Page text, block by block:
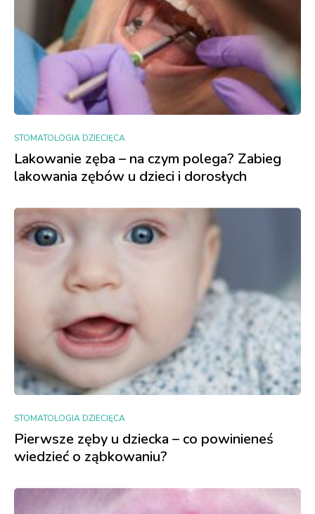
STOMATOLOGIA DZIECIĘCA
Lakowanie zęba – na czym polega? Zabieg
lakowania zębów u dzieci i dorosłych
STOMATOLOGIA DZIECIĘCA
Pierwsze zęby u dziecka – co powinieneś
wiedzieć o ząbkowaniu?